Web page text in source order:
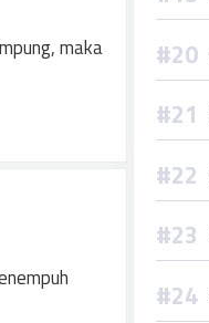
maka